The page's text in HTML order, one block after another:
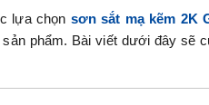
lựa chọn sơn sắt mạ kẽm 2K
phẩm. Bài viết dưới đây sẽ